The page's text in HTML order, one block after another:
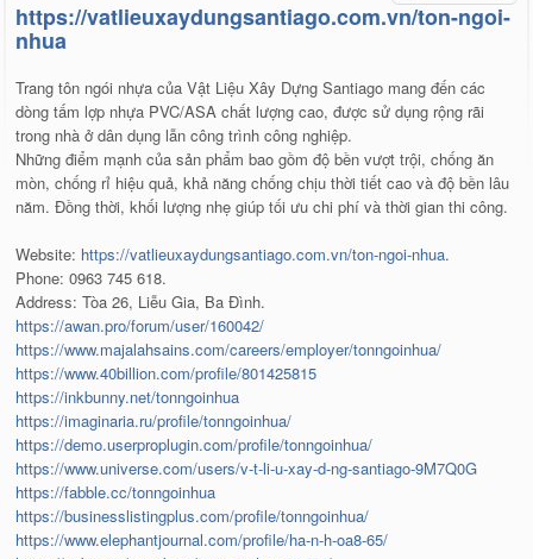
https://vatlieuxaydungsantiago.com.vn/ton-ngoi-
nhua
Trang tôn ngói nhựa của Vật Liệu Xây Dựng Santiago mang đến các
dòng tấm lợp nhựa PVC/ASA chất lượng cao, được sử dụng rộng rãi
trong nhà ở dân dụng lẫn công trình công nghiệp.
Những điểm mạnh của sản phẩm bao gồm độ bền vượt trội, chống ăn
mòn, chống rỉ hiệu quả, khả năng chống chịu thời tiết cao và độ bền lâu
năm. Đồng thời, khối lượng nhẹ giúp tối ưu chi phí và thời gian thi công.
Website: https://vatlieuxaydungsantiago.com.vn/ton-ngoi-nhua.
Phone: 0963 745 618.
Address: Tòa 26, Liễu Gia, Ba Đình.
https://awan.pro/forum/user/160042/
https://www.majalahsains.com/careers/employer/tonngoinhua/
https://www.40billion.com/profile/801425815
https://inkbunny.net/tonngoinhua
https://imaginaria.ru/profile/tonngoinhua/
https://demo.userproplugin.com/profile/tonngoinhua/
https://www.universe.com/users/v-t-li-u-xay-d-ng-santiago-9M7Q0G
https://fabble.cc/tonngoinhua
https://businesslistingplus.com/profile/tonngoinhua/
https://www.elephantjournal.com/profile/ha-n-h-oa8-65/